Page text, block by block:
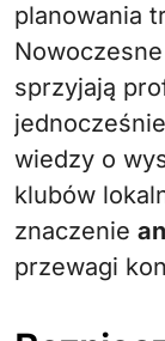
planowania
sprzyjają
wiedzy o
klubów
znaczenie
przewagi